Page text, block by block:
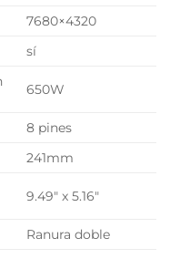
7680×4320
sí
650W
8 pines
241mm
9.49″ x 5.16″
Ranura doble